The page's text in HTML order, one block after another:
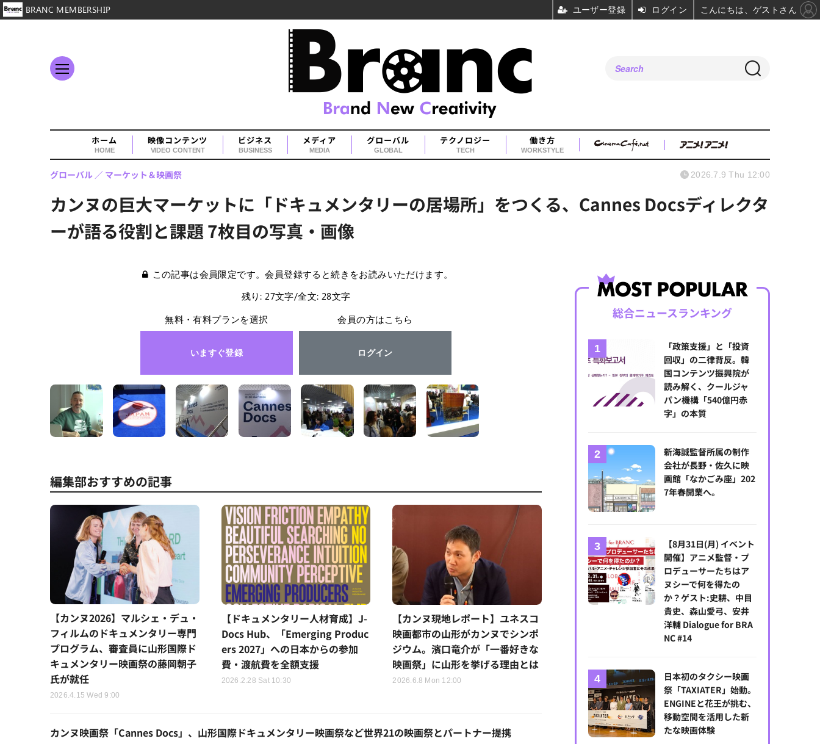
ホーム
HOME
映像コンテンツ
VIDEO CONTENT
ビジネス
BUSINESS
メディア
MEDIA
グローバル
GLOBAL
テクノロジー
TECH
働き方
WORKSTYLE
カンヌの巨大マーケットに「ドキュメンタリーの居場所」をつくる、Cannes Docsディレクタ
ーが語る役割と課題 7枚目の写真・画像
グローバル マーケット＆映画祭 2026.7.9 Thu 12:00
この記事は会員限定です。会員登録すると続きをお読みいただけます。
残り: 27文字/全文: 28文字
無料・有料プランを選択
いますぐ登録
会員の方はこちら
ログイン
編集部おすすめの記事
【カンヌ2026】マルシェ・デュ・
フィルムのドキュメンタリー専門
プログラム、審査員に山形国際ド
キュメンタリー映画祭の藤岡朝子
氏が就任
2026.4.15 Wed 9:00
【ドキュメンタリー人材育成】J-
Docs Hub、「Emerging Produc
ers 2027」への日本からの参加
費・渡航費を全額支援
2026.2.28 Sat 10:30
【カンヌ現地レポート】ユネスコ
映画都市の山形がカンヌでシンポ
ジウム。濱口竜介が「一番好きな
映画祭」に山形を挙げる理由とは
2026.6.8 Mon 12:00
カンヌ映画祭「Cannes Docs」、山形国際ドキュメンタリー映画祭など世界21の映画祭とパートナー提携
総合ニュースランキング
「政策支援」と「投資
回収」の二律背反。韓
国コンテンツ振興院が
読み解く、クールジャ
パン機構「540億円赤
字」の本質
新海誠監督所属の制作
会社が長野・佐久に映
画館「なかごみ座」202
7年春開業へ。
【8月31日(月) イベント
開催】アニメ監督・プ
ロデューサーたちはア
ヌシーで何を得たの
か？ゲスト:史耕、中目
貴史、森山愛弓、安井
洋輔 Dialogue for BRA
NC #14
日本初のタクシー映画
祭「TAXIATER」始動。
ENGINEと花王が挑む、
移動空間を活用した新
たな映画体験
BRANC MEMBERSHIP ユーザー登録 ログイン こんにちは、ゲストさん